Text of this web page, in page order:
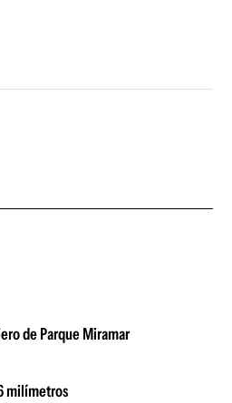
de Parque Miramar
milímetros